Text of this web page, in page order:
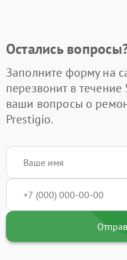
Остались
Заполните форму на
перезвонит в течение
ваши вопросы о
Prestigio.